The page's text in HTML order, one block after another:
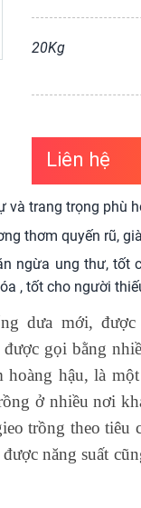
20Kg
Liên hệ
trang trọng phù
thơm quyến rũ,
ngừa ung thư, tốt
, tốt cho người
dưa mới,
gọi bằng
hậu, là
ở nhiều nơi
trồng theo tiêu
năng suất